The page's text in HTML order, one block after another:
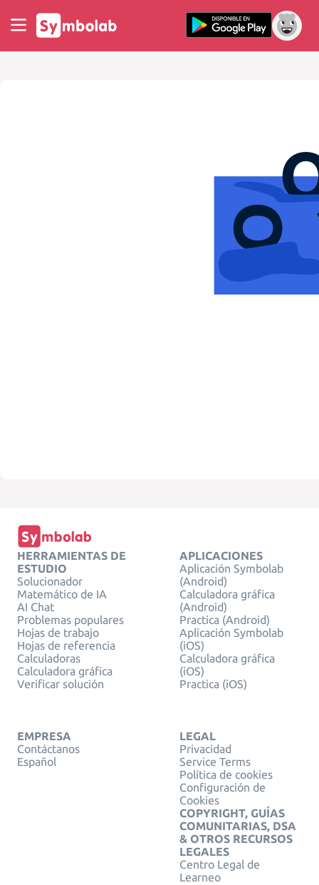
HERRAMIENTAS DE
ESTUDIO
Solucionador
Matemático de IA
AI Chat
Problemas populares
Hojas de trabajo
Hojas de referencia
Calculadoras
Calculadora gráfica
Verificar solución
APLICACIONES
Aplicación Symbolab
(Android)
Calculadora gráfica
(Android)
Practica (Android)
Aplicación Symbolab
(iOS)
Calculadora gráfica
(iOS)
Practica (iOS)
EMPRESA
Contáctanos
Español
LEGAL
Privacidad
Service Terms
Política de cookies
Configuración de
Cookies
COPYRIGHT, GUÍAS
COMUNITARIAS, DSA
& OTROS RECURSOS
LEGALES
Centro Legal de
Learneo